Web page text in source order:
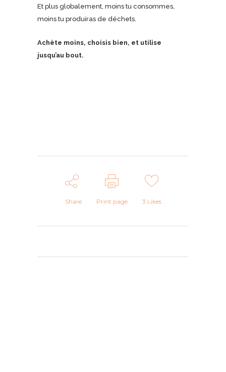
Et plus globalement, moins tu consommes,
moins tu produiras de déchets.
Achète moins, choisis bien, et utilise
jusqu’au bout.
Share Print page 3 Likes